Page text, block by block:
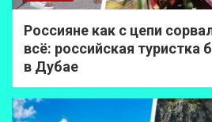
Россияне как с цепи
всё: российская туристка
в Дубае